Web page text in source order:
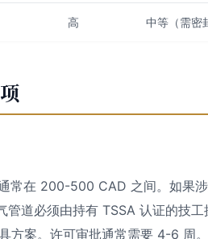
高 中等（需密
常在 200-500 CAD 之间。如果
道必须由持有 TSSA 认证的技
方案。许可审批通常需要 4-6 周